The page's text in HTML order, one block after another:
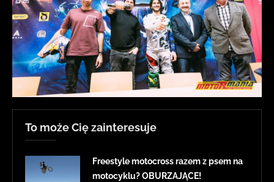
To może Cię zainteresuje
Freestyle motocross razem z psem na
motocyklu? OBURZAJĄCE!